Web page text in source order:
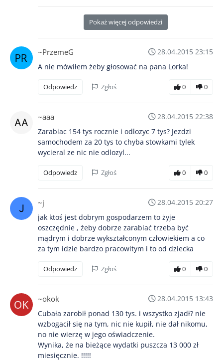
Pokaż więcej odpowiedzi
~PrzemeG
28.04.2015 23:15
A nie mówiłem żeby głosować na pana Lorka!
Odpowiedz Zgłoś 0 0
~aaa
28.04.2015 22:38
Zarabiac 154 tys rocznie i odlozyc 7 tys? Jezdzi
samochodem za 20 tys to chyba stowkami tylek
wycieral ze nic nie odlozyl...
Odpowiedz Zgłoś 0 0
~j
28.04.2015 20:27
jak ktoś jest dobrym gospodarzem to żyje
oszczędnie , żeby dobrze zarabiać trzeba być
mądrym i dobrze wykształconym człowiekiem a co
za tym idzie bardzo pracowitym i to od dziecka
Odpowiedz Zgłoś 0 0
~okok
28.04.2015 13:43
Cubała zarobił ponad 130 tys. i wszystko zjadł? nie
wzbogacił się na tym, nic nie kupił, nie dał nikomu,
no nie wierzę w jego oświadczenie.
Wynika, że na bieżące wydatki puszcza 13 000 zł
miesięcznie. !!!!!